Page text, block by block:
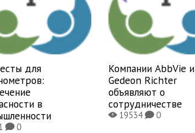
для
в
K0
Компании AbbVie и
Gedeon Richter
объявляют о
сотрудничестве
X19534K0